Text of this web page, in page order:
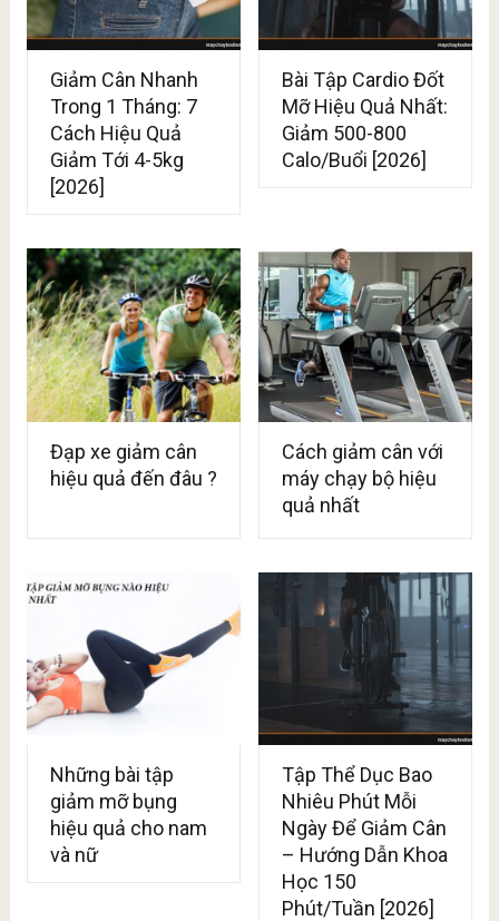
Giảm Cân Nhanh
Trong 1 Tháng: 7
Cách Hiệu Quả
Giảm Tới 4-5kg
[2026]
Bài Tập Cardio Đốt
Mỡ Hiệu Quả Nhất:
Giảm 500-800
Calo/Buổi [2026]
Đạp xe giảm cân
hiệu quả đến đâu ?
Cách giảm cân với
máy chạy bộ hiệu
quả nhất
Những bài tập
giảm mỡ bụng
hiệu quả cho nam
và nữ
Tập Thể Dục Bao
Nhiêu Phút Mỗi
Ngày Để Giảm Cân
– Hướng Dẫn Khoa
Học 150
Phút/Tuần [2026]